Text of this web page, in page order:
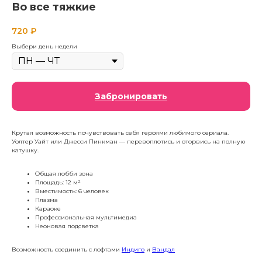
Во все тяжкие
720 ₽
Выбери день недели
Забронировать
Крутая возможность почувствовать себя героями любимого сериала.
Уолтер Уайт или Джесси Пинкман — перевоплотись и оторвись на полную
катушку.
Общая лобби зона
Площадь: 12 м²
Вместимость: 6 человек
Плазма
Караоке
Профессиональная мультимедиа
Неоновая подсветка
Возможность соединить с лофтами Индиго и Вандал